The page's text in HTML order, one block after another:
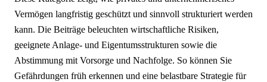
Vermögen langfristig geschützt und sinnvoll strukturiert werden
kann. Die Beiträge beleuchten wirtschaftliche Risiken,
geeignete Anlage- und Eigentumsstrukturen sowie die
Abstimmung mit Vorsorge und Nachfolge. So können Sie
Gefährdungen früh erkennen und eine belastbare Strategie für